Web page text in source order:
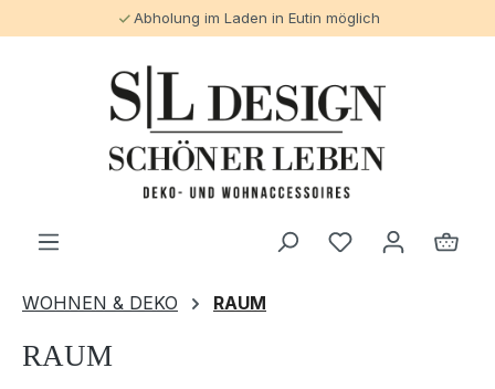
Abholung im Laden in Eutin möglich
WOHNEN & DEKO RAUM
RAUM